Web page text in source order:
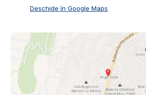
Deschide în Google Maps